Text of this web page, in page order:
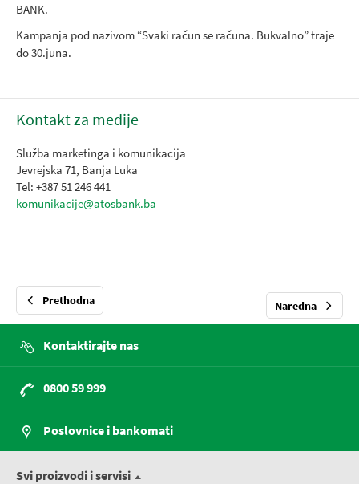
BANK.
Kampanja pod nazivom “Svaki račun se računa. Bukvalno” traje
do 30.juna.
Kontakt za medije
Služba marketinga i komunikacija
Jevrejska 71, Banja Luka
Tel: +387 51 246 441
komunikacije@atosbank.ba
Prethodna Naredna
Kontaktirajte nas
0800 59 999
Poslovnice i bankomati
Svi proizvodi i servisi